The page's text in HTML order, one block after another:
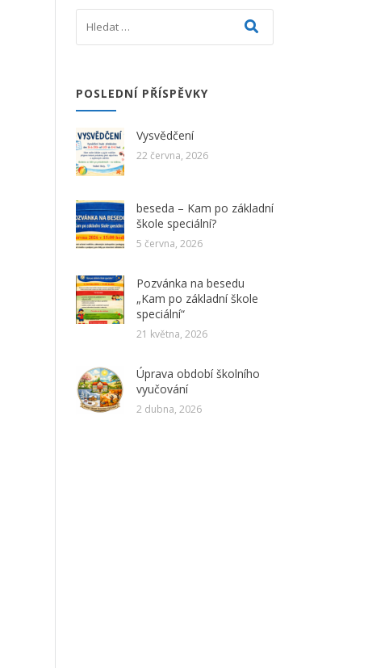
POSLEDNÍ PŘÍSPĚVKY
Vysvědčení
22 června, 2026
beseda – Kam po základní
škole speciální?
5 června, 2026
Pozvánka na besedu
„Kam po základní škole
speciální“
21 května, 2026
Úprava období školního
vyučování
2 dubna, 2026